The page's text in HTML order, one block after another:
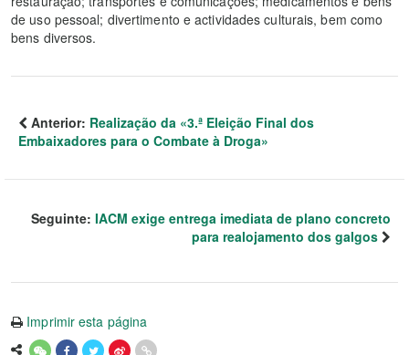
de uso pessoal; divertimento e actividades culturais, bem como
bens diversos.
Anterior: Realização da «3.ª Eleição Final dos
Embaixadores para o Combate à Droga»
Seguinte: IACM exige entrega imediata de plano concreto
para realojamento dos galgos
Imprimir esta página